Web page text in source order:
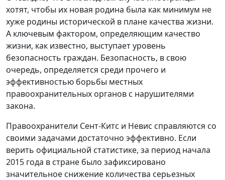
хотят, чтобы их новая родина была как минимум не
хуже родины исторической в плане качества жизни.
А ключевым фактором, определяющим качество
жизни, как известно, выступает уровень
безопасность граждан. Безопасность, в свою
очередь, определяется среди прочего и
эффективностью борьбы местных
правоохранительных органов с нарушителями
закона.
Правоохранители Сент-Китс и Невис справляются со
своими задачами достаточно эффективно. Если
верить официальной статистике, за период начала
2015 года в стране было зафиксировано
значительное снижение количества серьезных